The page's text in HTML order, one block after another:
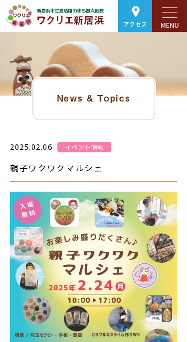
アクセス
News & Topics
2025.02.06 イベント情報
親子ワクワクマルシェ